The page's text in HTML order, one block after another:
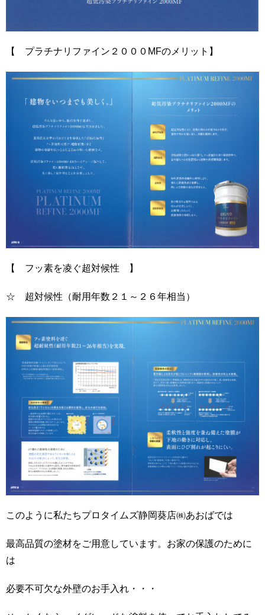
【 プラチナリファイン２０００MFのメリット】
【 フッ素を凌ぐ超対候性 】
☆ 超対候性（耐用年数２１～２６年相当）
このように私たちプロタイムズ静岡葵店㈱あおばでは
最高品質の塗材をご用意しています。お家の保護のために
は
必要不可欠な外壁のお手入れ・・・